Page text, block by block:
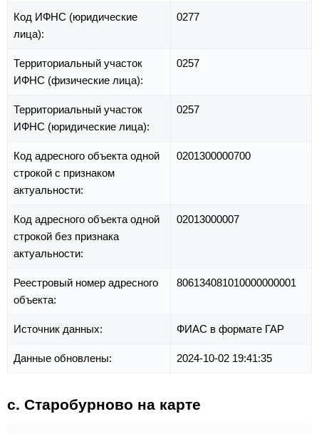
Код ИФНС (юридические
лица):
0277
Территориальный участок
ИФНС (физические лица):
0257
Территориальный участок
ИФНС (юридические лица):
0257
Код адресного объекта одной
строкой с признаком
актуальности:
0201300000700
Код адресного объекта одной
строкой без признака
актуальности:
02013000007
Реестровый номер адресного
объекта:
806134081010000000001
Источник данных: ФИАС в формате ГАР
Данные обновлены: 2024-10-02 19:41:35
с. Старобурново на карте